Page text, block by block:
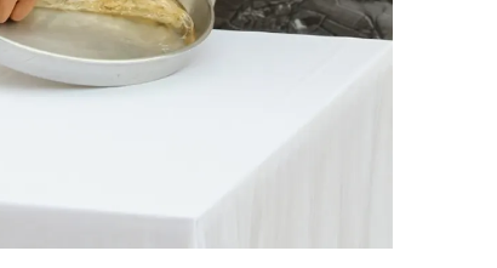
Uşak